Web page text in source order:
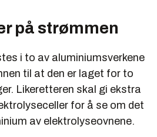
på strømmen
i to av aluminiumsverkene
til at den er laget for to
Likeretteren skal gi ekstra
for å se om det
av elektrolyseovnene.